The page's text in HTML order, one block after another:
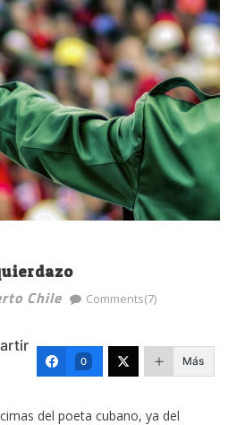
Chile Comments(7)
0 Más
del poeta cubano, ya del